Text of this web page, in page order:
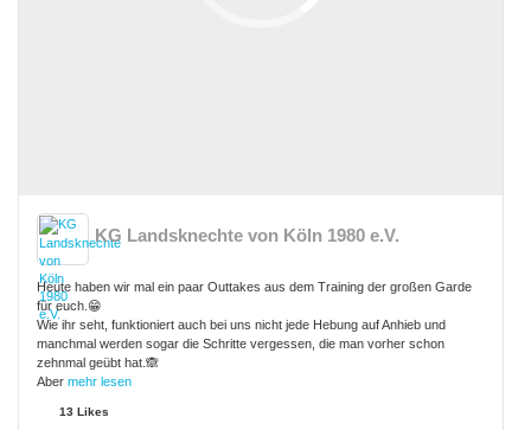
KG Landsknechte von Köln 1980 e.V.
Heute haben wir mal ein paar Outtakes aus dem Training der großen Garde
für euch.😁
Wie ihr seht, funktioniert auch bei uns nicht jede Hebung auf Anhieb und
manchmal werden sogar die Schritte vergessen, die man vorher schon
zehnmal geübt hat.🙈
Aber mehr lesen
13 Likes